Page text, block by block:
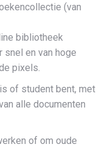
(van
bibliotheek
en van hoge
pixels.
of student bent, met
alle documenten
of om oude